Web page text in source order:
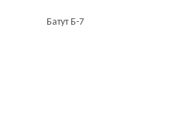
Батут Б-7